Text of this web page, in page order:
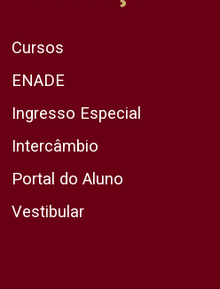
Cursos
ENADE
Ingresso Especial
Intercâmbio
Portal do Aluno
Vestibular